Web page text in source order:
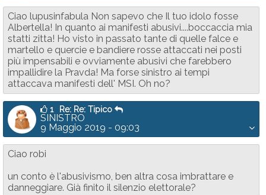
Ciao lupusinfabula Non sapevo che Il tuo idolo fosse
Albertella! In quanto ai manifesti abusivi....boccaccia mia
statti zitta! Ho visto in passato tante di quelle falce e
martello e quercie e bandiere rosse attaccati nei posti
più impensabili e ovviamente abusivi che farebbero
impallidire la Pravda! Ma forse sinistro ai tempi
attaccava manifesti dell' MSI. Oh no?
1 Re: Re: Tipico
SINISTRO
9 Maggio 2019 - 09:03
Ciao robi
un conto è l'abusivismo, ben altra cosa imbrattare e
danneggiare. Già finito il silenzio elettorale?